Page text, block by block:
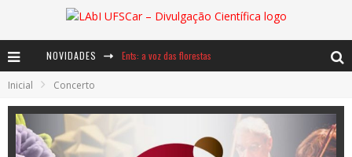
NOVIDADES
Ents: a voz das florestas
Notáveis: Bertha Lutz
Baú de Histórias - A jamais imaginada aventura com os moinhos de vento
Inicial Concerto